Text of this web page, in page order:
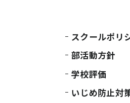
スクールポリ
部活動方針
学校評価
いじめ防止対